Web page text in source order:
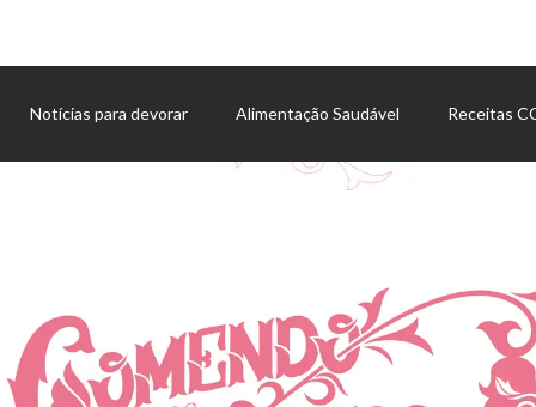
Notícias para devorar Alimentação Saudável Receitas